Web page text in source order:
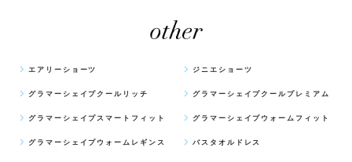
エアリーショーツ ジニエショーツ
グラマーシェイプクールリッチ グラマーシェイプクールプレミアム
グラマーシェイプスマートフィット グラマーシェイプウォームフィット
グラマーシェイプウォームレギンス バスタオルドレス